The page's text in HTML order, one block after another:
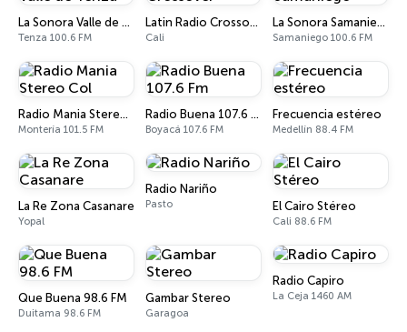
La Sonora Valle de Tenza
Tenza 100.6 FM
Latin Radio Crossover
Cali
La Sonora Samaniego
Samaniego 100.6 FM
Radio Mania Stereo Col
Montería 101.5 FM
Radio Buena 107.6 Fm
Boyacá 107.6 FM
Frecuencia estéreo
Medellín 88.4 FM
La Re Zona Casanare
Yopal
Radio Nariño
Pasto El Cairo Stéreo
Cali 88.6 FM
Que Buena 98.6 FM
Duitama 98.6 FM
Gambar Stereo
Garagoa
Radio Capiro
La Ceja 1460 AM